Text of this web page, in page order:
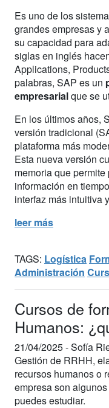
Es uno de los
grandes empresas y
su capacidad para
siglas en inglés
Applications,
palabras, SAP es un
empresarialque se
En los últimos años,
versión tradicional
plataforma más
Esta nueva versión
memoria que
información en
interfaz más intuitiva
leer más
TAGS: Logística
Administración
Cursos de
Humanos:
21/04/2025 -Sofía
Gestión de RRHH,
recursos humanos o
empresa son
puedes estudiar.